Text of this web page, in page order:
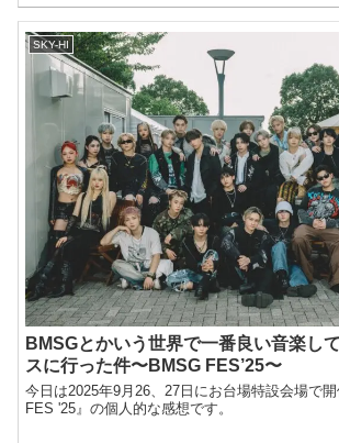
SKY-HI
BMSGとかいう世界で一番良い音楽し
スに行った件〜BMSG FES’25〜
今日は2025年9月26、27日にお台場特設会場で
FES '25』の個人的な感想です。